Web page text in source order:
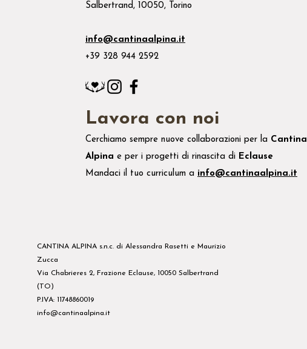
Salbertrand, 10050, Torino
info@cantinaalpina.it
+39 328 944 2592
Lavora con noi
Cerchiamo sempre nuove collaborazioni per la Cantina
Alpina e per i progetti di rinascita di Eclause
Mandaci il tuo curriculum a info@cantinaalpina.it
CANTINA ALPINA s.n.c. di Alessandra Rasetti e Maurizio
Zucca
Via Chabrieres 2, Frazione Eclause, 10050 Salbertrand
(TO)
P.IVA: 11748860019
info@cantinaalpina.it